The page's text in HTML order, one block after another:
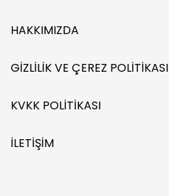
HAKKIMIZDA
GIZLILIK VE ÇEREZ POLITIKASI
KVKK POLITIKASI
İLETIŞIM